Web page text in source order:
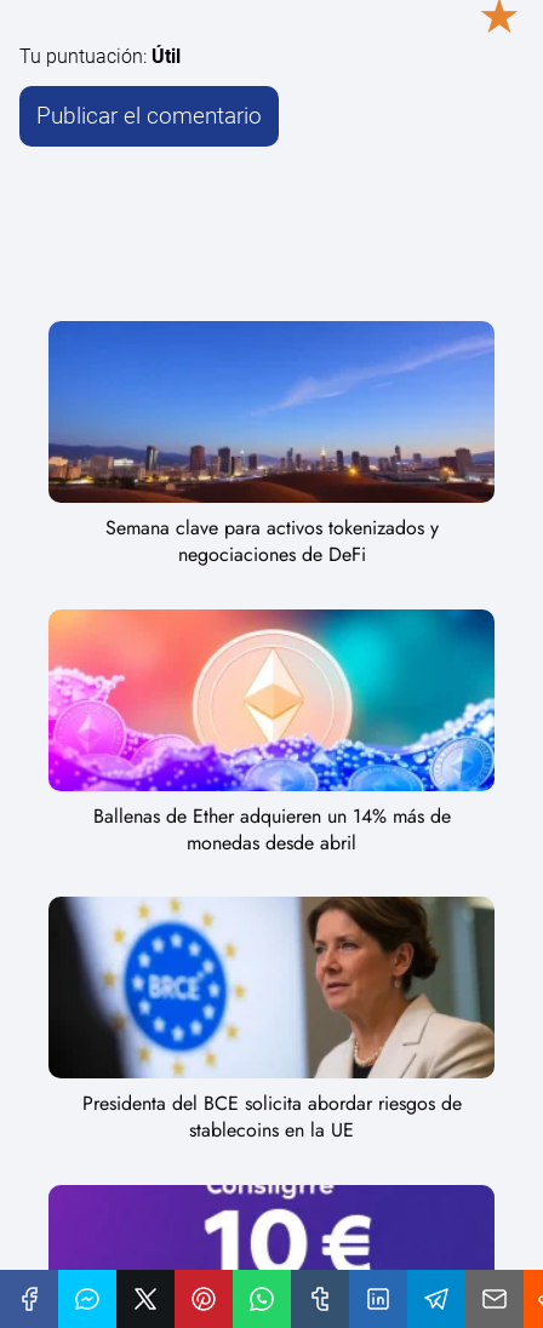
★
Tu puntuación: Útil
Semana clave para activos tokenizados y
negociaciones de DeFi
Ballenas de Ether adquieren un 14% más de
monedas desde abril
Presidenta del BCE solicita abordar riesgos de
stablecoins en la UE